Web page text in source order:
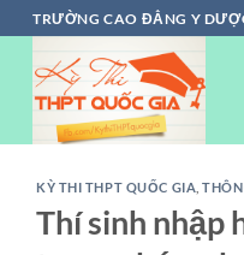
Chuyển
đến
dung
TRƯỜNG CAO ĐẲNG Y
KỲ THI THPT QUỐC GIA ,
Thí sinh nhập